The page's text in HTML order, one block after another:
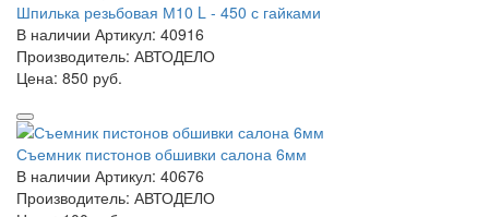
Шпилька резьбовая М10 L - 450 с гайками
В наличии Артикул: 40916
Производитель: АВТОДЕЛО
Цена: 850 руб.
Съемник пистонов обшивки салона 6мм
В наличии Артикул: 40676
Производитель: АВТОДЕЛО